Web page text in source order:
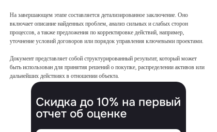
На завершающем этапе составляется детализированное заключение. Оно
включает описание найденных проблем, анализ сильных и слабых сторон
процессов, а также предложения по корректировке действий, например,
уточнение условий договоров или порядок управления ключевыми проектами.
Документ представляет собой структурированный результат, который может
быть использован для принятия решений о покупке, распределении активов или
дальнейших действиях в отношении объекта.
Скидка до 10% на первый
отчет об оценке
Даю свое согласие на
обработку
персональных данныхирассылку
рекламно-информационных материалов
Отправить заявку